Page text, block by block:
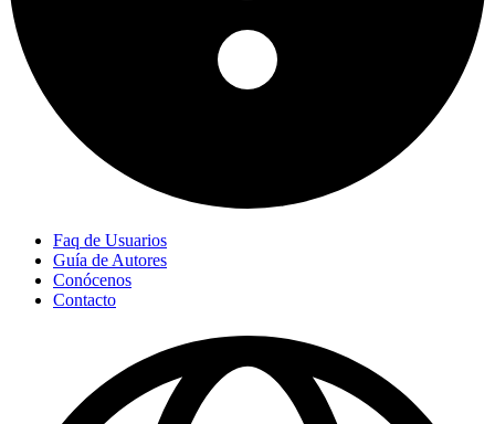
Faq de Usuarios
Guía de Autores
Conócenos
Contacto